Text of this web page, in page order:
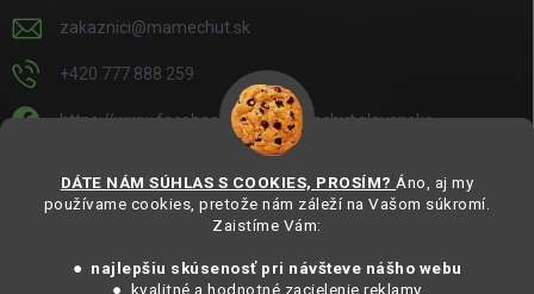
DÁTE NÁM SÚHLAS S COOKIES, PROSÍM? Áno, aj my
používame cookies, pretože nám záleží na Vašom súkromí.
Zaistíme Vám:
● najlepšiu skúsenosť pri návšteve nášho webu
● kvalitné a hodnotné zacielenie reklamy
zakaznici@mamechut.sk
+420 777 888 259
https://www.facebook.com/mamechut.slovensko
https://www.youtube.com/@mamechutczsk
@mamechut.czsk